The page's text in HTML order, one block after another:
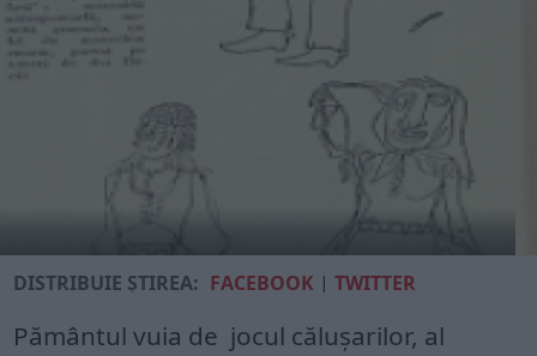
DISTRIBUIE ȘTIREA: FACEBOOK |TWITTER
Pământul vuia de jocul căluşarilor, al